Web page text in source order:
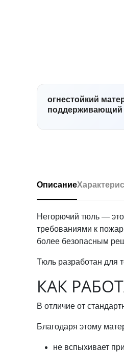
огнестойкий
поддерживающий
Описание
Негорючий тюль — это
требованиями к
более безопасным
Тюль разработан для
КАК
В отличие от
Благодаря этому
не вспыхивает